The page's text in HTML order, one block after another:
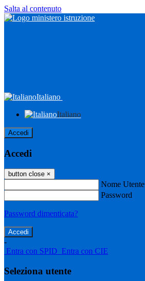
Salta al contenuto
Italiano
Italiano
Accedi
Accedi
button close ×
Nome Utente
Password
Password dimenticata?
-
Entra con SPID Entra con CIE
Seleziona utente